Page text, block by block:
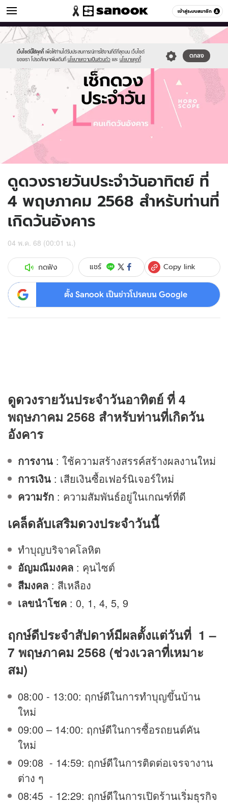
เข้าสู่ระบบสมาชิก
ดูดวง หมวดอื่นๆ
เว็บไซต์นี้ใช้คุกกี้ เพื่อให้ท่านได้รับประสบการณ์การใช้งานที่ดีที่สุดบน เว็บไซต์
ของเรา โปรดศึกษาเพิ่มเติมที่ นโยบายความเป็นส่วนตัว และ นโยบายคุกกี้
ตกลง
Sanook
//s.isanook.com/sr/0/images/logo-
new-
sanook.png
600
60
//s.isanook.com/ho/0/ud/fxd/day/daily-
horoscope-
tuesday.jpg
ดูดวงรายวันประจำวันอาทิตย์ ที่
4 พฤษภาคม 2568 สำหรับท่านที่
เกิดวันอังคาร
04 พ.ค. 68 (00:01 น.)
กดฟัง แชร์ Copy link
ตั้ง Sanook เป็นข่าวโปรดบน Google
ดูดวงรายวันประจำวันอาทิตย์ ที่ 4
พฤษภาคม 2568 สำหรับท่านที่เกิดวัน
อังคาร
การงาน : ใช้ความสร้างสรรค์สร้างผลงานใหม่
การเงิน : เสียเงินซื้อเฟอร์นิเจอร์ใหม่
ความรัก : ความสัมพันธ์อยู่ในเกณฑ์ที่ดี
เคล็ดลับเสริมดวงประจำวันนี้
ทำบุญบริจาคโลหิต
อัญมณีมงคล : คุนไซต์
สีมงคล : สีเหลือง
เลขนำโชค : 0, 1, 4, 5, 9
ฤกษ์ดีประจำสัปดาห์มีผลตั้งแต่วันที่ 1 –
7 พฤษภาคม 2568 (ช่วงเวลาที่เหมาะ
สม)
08:00 - 13:00: ฤกษ์ดีในการทำบุญขึ้นบ้าน
ใหม่
09:00 – 14:00: ฤกษ์ดีในการซื้อรถยนต์คัน
ใหม่
09:08 - 14:59: ฤกษ์ดีในการติดต่อเจรจางาน
ต่าง ๆ
08:45 - 12:29: ฤกษ์ดีในการเปิดร้านเริ่มธุรกิจ